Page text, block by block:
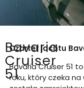
Bavaria
Cruiser
51
Czarter jachtu
Bavaria Cruiser 51
roku, który czeka